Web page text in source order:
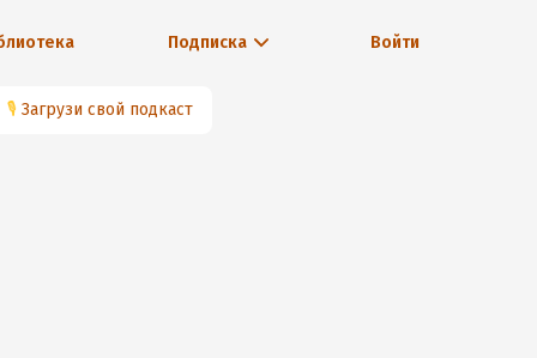
Подписка Войти
🎙 Загрузи свой подкаст